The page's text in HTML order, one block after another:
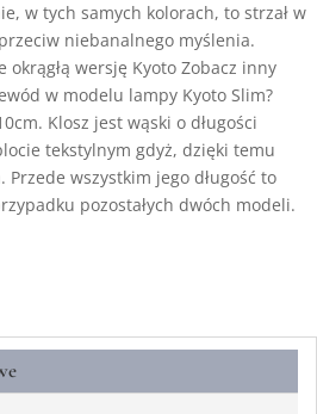
w tych samych kolorach, to strzał w
niebanalnego myślenia.
okrągłą wersję Kyoto Zobacz inny
w modelu lampy Kyoto Slim?
Klosz jest wąski o długości
tekstylnym gdyż, dzięki temu
Przede wszystkim jego długość to
pozostałych dwóch modeli.